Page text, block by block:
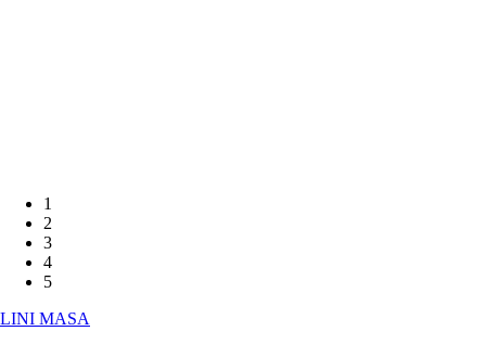
1
2
3
4
5
LINI MASA